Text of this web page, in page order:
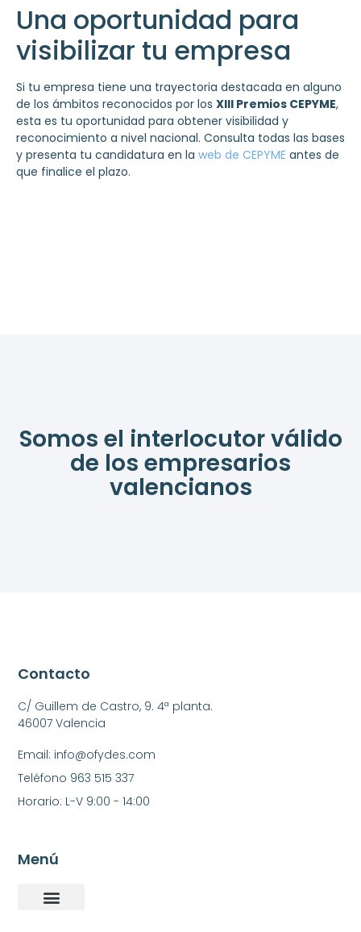
Una oportunidad para
visibilizar tu empresa
Si tu empresa tiene una trayectoria destacada en alguno
de los ámbitos reconocidos por los XIII Premios CEPYME,
esta es tu oportunidad para obtener visibilidad y
reconocimiento a nivel nacional. Consulta todas las bases
y presenta tu candidatura en la web de CEPYME antes de
que finalice el plazo.
Somos el interlocutor válido
de los empresarios
valencianos
Menú
Contacto
C/ Guillem de Castro, 9. 4ª planta.
46007 Valencia
Email: info@ofydes.com
Teléfono 963 515 337
Horario: L-V 9:00 - 14:00